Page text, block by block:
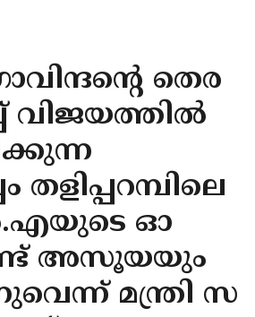
തെര
വിജയത്തിൽ
തളിപ്പറമ്പിലെ
ഓ
അസൂയയും
മന്ത്രി സ